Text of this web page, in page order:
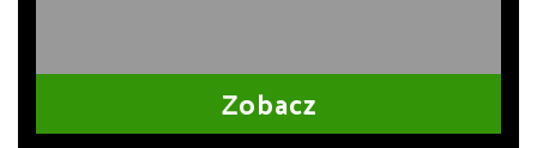
Zobacz